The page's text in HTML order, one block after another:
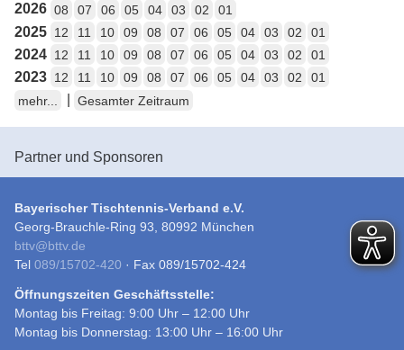
2026 08 07 06 05 04 03 02 01
2025 12 11 10 09 08 07 06 05 04 03 02 01
2024 12 11 10 09 08 07 06 05 04 03 02 01
2023 12 11 10 09 08 07 06 05 04 03 02
01
mehr...
Gesamter Zeitraum
Partner und Sponsoren
Bayerischer Tischtennis-Verband e.V.
Georg-Brauchle-Ring 93, 80992 München
bttv@bttv.de
Tel 089/15702-420 · Fax 089/15702-424
Öffnungszeiten Geschäftsstelle:
Montag bis Freitag: 9:00 Uhr – 12:00 Uhr
Montag bis Donnerstag: 13:00 Uhr – 16:00 Uhr